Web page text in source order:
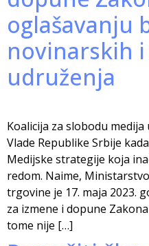
oglašavanju
novinarskih
udruženja
Koalicija za slobodu
Vlade Republike Srbije
Medijske strategije koja
redom. Naime,
trgovine je 17. maja 2023.
za izmene i dopune
tome nije […]